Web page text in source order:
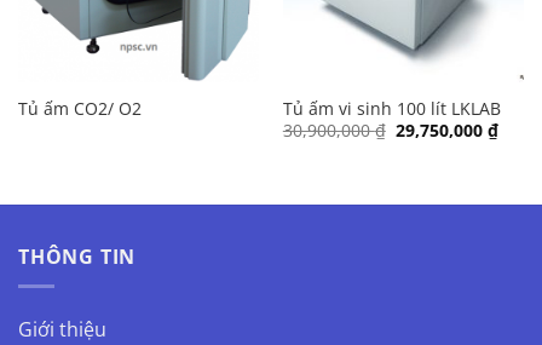
Tủ ấm CO2/ O2
Tủ ấm vi sinh 100 lít LKLAB
30,900,000₫ Giá
gốc
29,750,000 ₫Giá
hiện
THÔNG TIN
Giới thiệu